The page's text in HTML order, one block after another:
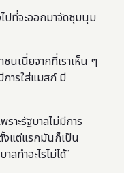
ปที่จะออกมาจัดชุมนุม
ชนเนี่ยจากที่เราเห็น ๆ
ารใส่แมสก์ มี
าะรัฐบาลไม่มีการ
งแต่แรกมันก็เป็น
ลทำอะไรไม่ได้”